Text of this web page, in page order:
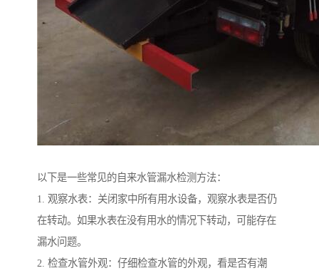
以下是一些常见的自来水管漏水检测方法：
1. 观察水表：关闭家中所有用水设备，观察水表是否仍
在转动。如果水表在没有用水的情况下转动，可能存在
漏水问题。
2. 检查水管外观：仔细检查水管的外观，看是否有潮